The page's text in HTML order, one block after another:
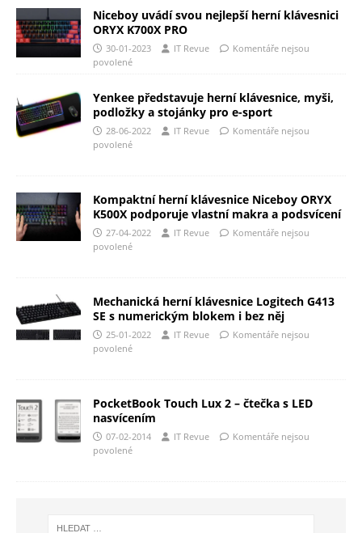
Niceboy uvádí svou nejlepší herní klávesnici
ORYX K700X PRO
30-01-2023 IT Revue
Komentáře nejsou
povolené
Yenkee představuje herní klávesnice, myši,
podložky a stojánky pro e-sport
28-06-2022 IT Revue
Komentáře nejsou
povolené
Kompaktní herní klávesnice Niceboy ORYX
K500X podporuje vlastní makra a podsvícení
27-04-2022 IT Revue
Komentáře nejsou
povolené
Mechanická herní klávesnice Logitech G413
SE s numerickým blokem i bez něj
25-01-2022 IT Revue
Komentáře nejsou
povolené
PocketBook Touch Lux 2 – čtečka s LED
nasvícením
07-02-2014 IT Revue
Komentáře nejsou
povolené